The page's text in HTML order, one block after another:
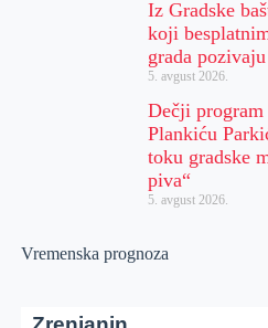
Iz Gradske
koji
grada
5. avgust 2026.
Dečji
Plankiću
toku gradske
piva“
5. avgust 2026.
Vremenska prognoza